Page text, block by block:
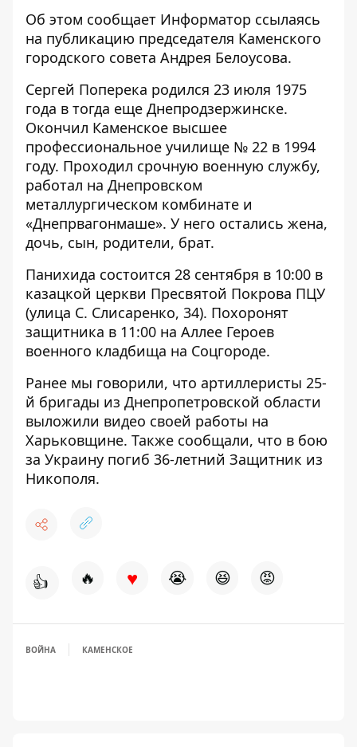
Об этом сообщает Информатор ссылаясь
на публикацию председателя Каменского
городского совета Андрея Белоусова.
Сергей Поперека родился 23 июля 1975
года в тогда еще Днепродзержинске.
Окончил Каменское высшее
профессиональное училище № 22 в 1994
году. Проходил срочную военную службу,
работал на Днепровском
металлургическом комбинате и
«Днепрвагонмаше». У него остались жена,
дочь, сын, родители, брат.
Панихида состоится 28 сентября в 10:00 в
казацкой церкви Пресвятой Покрова ПЦУ
(улица С. Слисаренко, 34). Похоронят
защитника в 11:00 на Аллее Героев
военного кладбища на Соцгороде.
Ранее мы говорили, что артиллеристы 25-
й бригады из Днепропетровской области
выложили видео своей работы на
Харьковщине. Также сообщали, что в бою
за Украину погиб 36-летний Защитник из
Никополя.
👍 🔥 ♥ 😭 😆 😡
ВОЙНА КАМЕНСКОЕ